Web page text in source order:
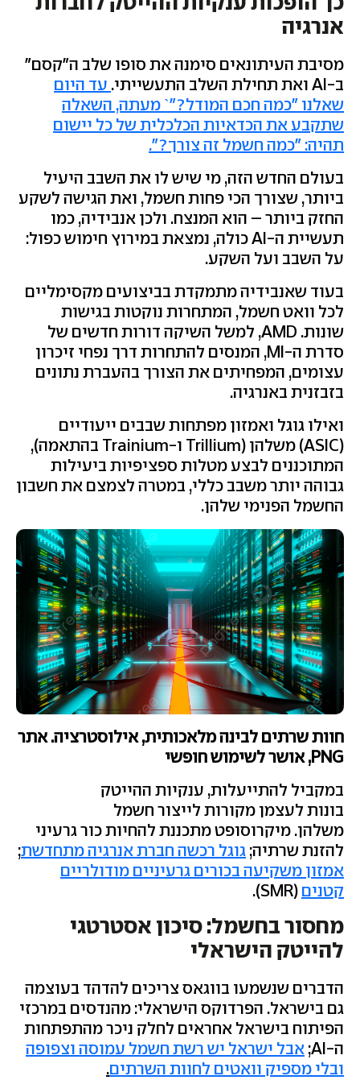
אנרגיה
מסיבת העיתונאים סימנה את סופו שלב ה"קסם"
ב-AI ואת תחילת השלב התעשייתי.
עד היום
שאלנו "כמה חכם המודל?"` מעתה, השאלה
שתקבע את הכדאיות הכלכלית של כל יישום
תהיה: "כמה חשמל זה צורך?".
בעולם החדש הזה, מי שיש לו את השבב היעיל
ביותר, שצורך הכי פחות חשמל, ואת הגישה לשקע
החזק ביותר – הוא המנצח. ולכן אנבידיה, כמו
תעשיית ה-AI כולה, נמצאת במירוץ חימוש כפול:
על השבב ועל השקע.
בעוד שאנבידיה מתמקדת בביצועים מקסימליים
לכל וואט חשמל, המתחרות נוקטות בגישות
שונות. AMD, למשל השיקה דורות חדשים של
סדרת ה-MI, המנסים להתחרות דרך נפחי זיכרון
עצומים, המפחיתים את הצורך בהעברת נתונים
בזבזנית באנרגיה.
ואילו גוגל ואמזון מפתחות שבבים ייעודיים
(ASIC) משלהן (Trillium ו-Trainium בהתאמה),
המתוכננים לבצע מטלות ספציפיות ביעילות
גבוהה יותר משבב כללי, במטרה לצמצם את חשבון
החשמל הפנימי שלהן.
חוות שרתים לבינה מלאכותית, אילוסטרציה. אתר
PNG, אושר לשימוש חופשי
במקביל להתייעלות, ענקיות ההייטק
בונות לעצמן מקורות לייצור חשמל
משלהן. מיקרוסופט מתכננת להחיות כור גרעיני
להזנת שרתיה;גוגל רכשה חברת אנרגיה מתחדשת;
אמזון משקיעה בכורים גרעיניים מודולריים
קטנים(SMR).
מחסור בחשמל: סיכון אסטרטגי
להייטק הישראלי
הדברים שנשמעו בווגאס צריכים להדהד בעוצמה
גם בישראל. הפרדוקס הישראלי: מהנדסים במרכזי
הפיתוח בישראל אחראים לחלק ניכר מהתפתחות
ה-AI;
אבל ישראל יש רשת חשמל עמוסה וצפופה
ובלי מספיק וואטים לחוות השרתים.